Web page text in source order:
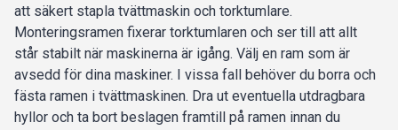
att säkert stapla tvättmaskin och torktumlare.
Monteringsramen fixerar torktumlaren och ser till att allt
står stabilt när maskinerna är igång. Välj en ram som är
avsedd för dina maskiner. I vissa fall behöver du borra och
fästa ramen i tvättmaskinen. Dra ut eventuella utdragbara
hyllor och ta bort beslagen framtill på ramen innan du